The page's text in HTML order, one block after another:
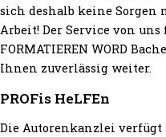
sich deshalb keine
Arbeit! Der Service von uns
FORMATIEREN WORD
Ihnen zuverlässig weiter.
PROFis HeLFEn
Die Autorenkanzlei verfügt